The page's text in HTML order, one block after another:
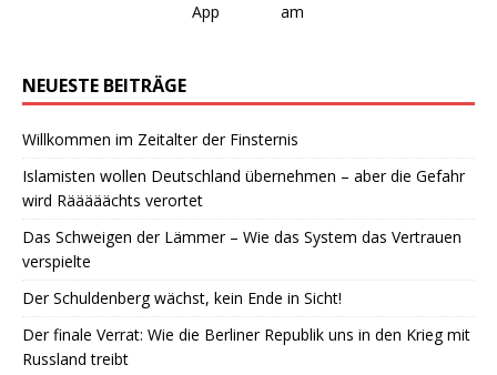
NEUESTE BEITRÄGE
Willkommen im Zeitalter der Finsternis
Islamisten wollen Deutschland übernehmen – aber die Gefahr
wird Rääääächts verortet
Das Schweigen der Lämmer – Wie das System das Vertrauen
verspielte
Der Schuldenberg wächst, kein Ende in Sicht!
Der finale Verrat: Wie die Berliner Republik uns in den Krieg mit
Russland treibt